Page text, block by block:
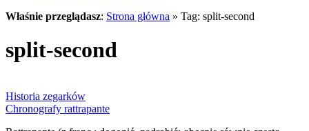
Właśnie przeglądasz: Strona główna » Tag: split-second
split-second
Historia zegarków
Chronografy rattrapante